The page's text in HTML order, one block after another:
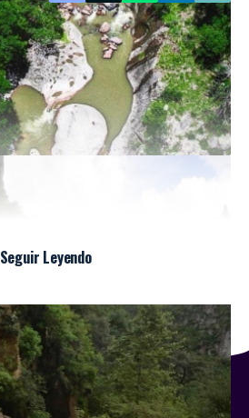
Seguir Leyendo